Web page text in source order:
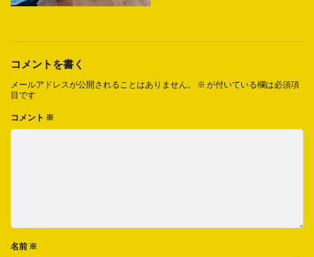
コメントを書く
メールアドレスが公開されることはありません。 ※ が付いている欄は必須項
目です
コメント ※
名前 ※